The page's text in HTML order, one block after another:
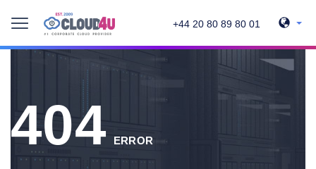
+44 20 80 89 80 01
404 ERROR